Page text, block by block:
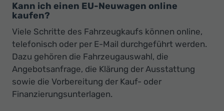
Kann ich einen EU-Neuwagen online
kaufen?
Viele Schritte des Fahrzeugkaufs können online,
telefonisch oder per E-Mail durchgeführt werden.
Dazu gehören die Fahrzeugauswahl, die
Angebotsanfrage, die Klärung der Ausstattung
sowie die Vorbereitung der Kauf- oder
Finanzierungsunterlagen.